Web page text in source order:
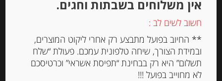
צלפים מיניאטורים בחומץ “Agostino
Recca”
אין משלוחים בשבתות וחגים.
חשוב לשים לב :
** החיוב בפועל מתבצע רק אחרי ליקוט המוצרים,
ובמידת הצורך, שיחה טלפונית עמכם. פעולת “שלח
תשלום” היא רק בבחינת “תפיסת אשראי” וכרטיסכם
לא מחוייב בפועל !!!